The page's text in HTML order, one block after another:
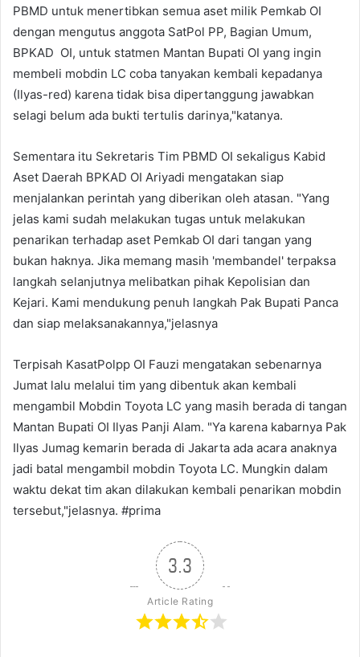
PBMD untuk menertibkan semua aset milik Pemkab OI
dengan mengutus anggota SatPol PP, Bagian Umum,
BPKAD OI, untuk statmen Mantan Bupati OI yang ingin
membeli mobdin LC coba tanyakan kembali kepadanya
(Ilyas-red) karena tidak bisa dipertanggung jawabkan
selagi belum ada bukti tertulis darinya,"katanya.
Sementara itu Sekretaris Tim PBMD OI sekaligus Kabid
Aset Daerah BPKAD OI Ariyadi mengatakan siap
menjalankan perintah yang diberikan oleh atasan. "Yang
jelas kami sudah melakukan tugas untuk melakukan
penarikan terhadap aset Pemkab OI dari tangan yang
bukan haknya. Jika memang masih 'membandel' terpaksa
langkah selanjutnya melibatkan pihak Kepolisian dan
Kejari. Kami mendukung penuh langkah Pak Bupati Panca
dan siap melaksanakannya,"jelasnya
Terpisah KasatPolpp OI Fauzi mengatakan sebenarnya
Jumat lalu melalui tim yang dibentuk akan kembali
mengambil Mobdin Toyota LC yang masih berada di tangan
Mantan Bupati OI Ilyas Panji Alam. "Ya karena kabarnya Pak
Ilyas Jumag kemarin berada di Jakarta ada acara anaknya
jadi batal mengambil mobdin Toyota LC. Mungkin dalam
waktu dekat tim akan dilakukan kembali penarikan mobdin
tersebut,"jelasnya. #prima
3.3
Article Rating